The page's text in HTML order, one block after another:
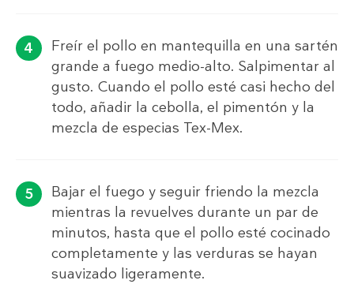
Freír el pollo en mantequilla en una sartén
grande a fuego medio-alto. Salpimentar al
gusto. Cuando el pollo esté casi hecho del
todo, añadir la cebolla, el pimentón y la
mezcla de especias Tex-Mex.
Bajar el fuego y seguir friendo la mezcla
mientras la revuelves durante un par de
minutos, hasta que el pollo esté cocinado
completamente y las verduras se hayan
suavizado ligeramente.